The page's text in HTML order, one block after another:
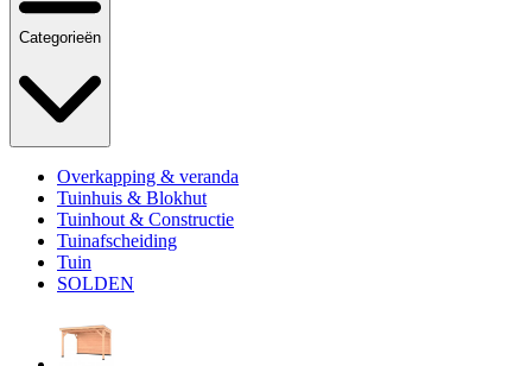
Categorieën
Overkapping & veranda
Tuinhuis & Blokhut
Tuinhout & Constructie
Tuinafscheiding
Tuin
SOLDEN